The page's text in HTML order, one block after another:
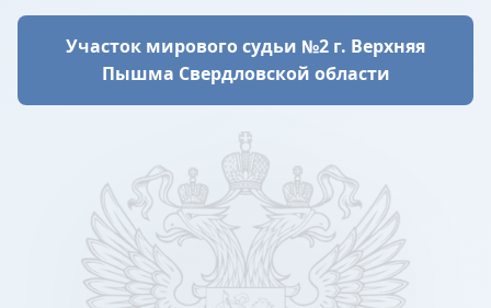
Участок мирового судьи №2 г. Верхняя
Пышма Свердловской области